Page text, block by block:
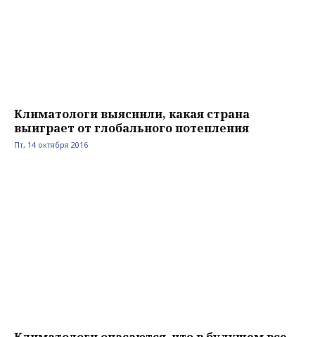
Климатологи выяснили, какая страна
выиграет от глобального потепления
Пт, 14 октября 2016